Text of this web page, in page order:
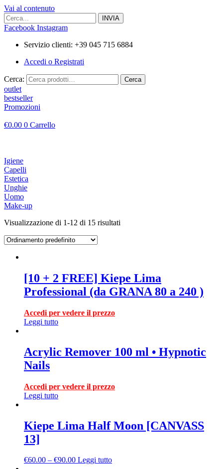
Vai al contenuto
Facebook Instagram
Servizio clienti: +39 045 715 6884
Accedi o Registrati
Cerca: Cerca
outlet
bestseller
Promozioni
€0.00 0 Carrello
Igiene
Capelli
Estetica
Unghie
Uomo
Make-up
Visualizzazione di 1-12 di 15 risultati
[10 + 2 FREE] Kiepe Lima
Professional (da GRANA 80 a 240 )
Accedi per vedere il prezzo
Leggi tutto
Acrylic Remover 100 ml • Hypnotic
Nails
Accedi per vedere il prezzo
Leggi tutto
Kiepe Lima Half Moon [CANVASS
13]
€60.00 – €90.00 Leggi tutto